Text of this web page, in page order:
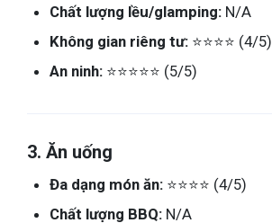
Chất lượng lều/glamping: N/A
Không gian riêng tư: ⭐⭐⭐⭐ (4/5)
An ninh: ⭐⭐⭐⭐⭐ (5/5)
3. Ăn uống
Đa dạng món ăn: ⭐⭐⭐⭐ (4/5)
Chất lượng BBQ: N/A